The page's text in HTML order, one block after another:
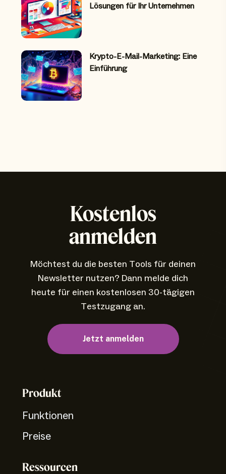
Lösungen für Ihr Unternehmen
Krypto-E-Mail-Marketing: Eine
Einführung
Kostenlos
anmelden
Möchtest du die besten Tools für deinen
Newsletter nutzen? Dann melde dich
heute für einen kostenlosen 30-tägigen
Testzugang an.
Jetzt anmelden
Produkt
Funktionen
Preise
Ressourcen